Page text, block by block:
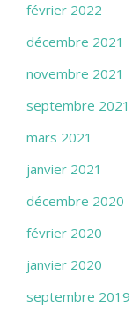
février 2022
décembre 2021
novembre 2021
septembre 2021
mars 2021
janvier 2021
décembre 2020
février 2020
janvier 2020
septembre 2019